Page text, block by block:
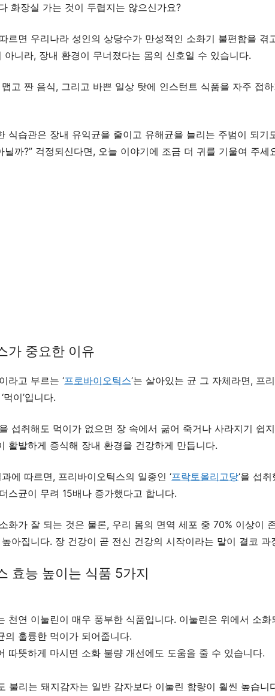
화장실 가는 것이 두렵지는 않으신가요?
르면 우리나라 성인의 상당수가 만성적인 소화기 불편함을 겪
아니라, 장내 환경이 무너졌다는 몸의 신호일 수 있습니다.
고 짠 음식, 그리고 바쁜 일상 탓에 인스턴트 식품을 자주 접
식습관은 장내 유익균을 줄이고 유해균을 늘리는 주범이 되기
닐까?” 걱정되신다면, 오늘 이야기에 조금 더 귀를 기울여 주세
가 중요한 이유
라고 부르는 ‘프로바이오틱스‘는 살아있는 균 그 자체라면, 프
이’입니다.
섭취해도 먹이가 없으면 장 속에서 굶어 죽거나 사라지기 쉽
활발하게 증식해 장내 환경을 건강하게 만듭니다.
에 따르면, 프리바이오틱스의 일종인 ‘프락토올리고당‘을 섭
스균이 무려 15배나 증가했다고 합니다.
화가 잘 되는 것은 물론, 우리 몸의 면역 세포 중 70% 이상이
아집니다. 장 건강이 곧 전신 건강의 시작이라는 말이 결코 과
효능 높이는 식품 5가지
천연 이눌린이 매우 풍부한 식품입니다. 이눌린은 위에서 소화
의 훌륭한 먹이가 되어줍니다.
따뜻하게 마시면 소화 불량 개선에도 도움을 줄 수 있습니다.
불리는 돼지감자는 일반 감자보다 이눌린 함량이 훨씬 높습니